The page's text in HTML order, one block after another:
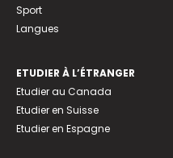
Sport
Langues
ETUDIER À L’ÉTRANGER
Etudier au Canada
Etudier en Suisse
Etudier en Espagne